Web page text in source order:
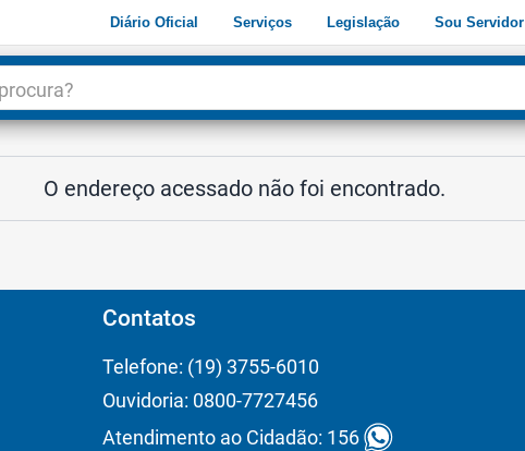
Diário Oficial Serviços Legislação Sou Servidor
O endereço acessado não foi encontrado.
Contatos
Telefone: (19) 3755-6010
Ouvidoria: 0800-7727456
Atendimento ao Cidadão: 156